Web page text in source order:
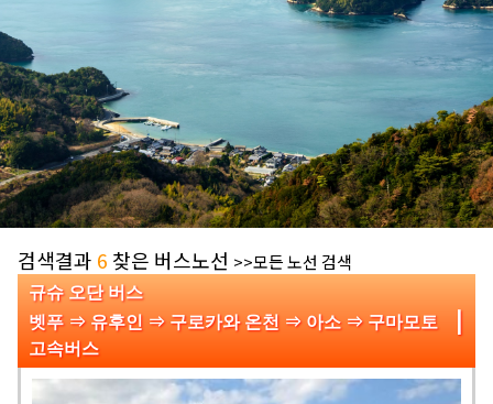
검색결과 6 찾은 버스노선 >>모든 노선 검색
규슈 오단 버스
벳푸 ⇒ 유후인 ⇒ 구로카와 온천 ⇒ 아소 ⇒ 구마모토 |
고속버스